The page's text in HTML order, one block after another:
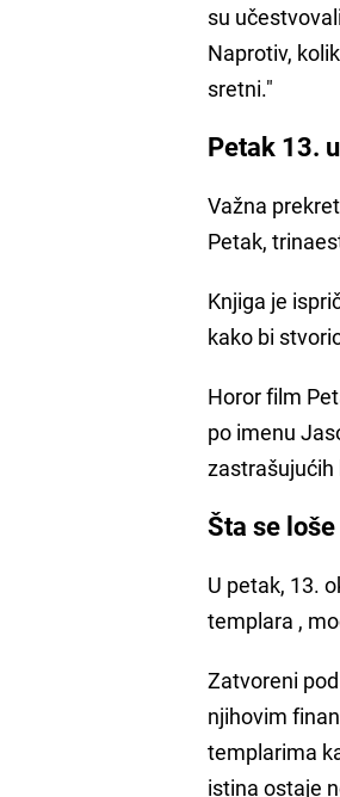
su
Naprotiv,
sretni."
Petak 13.
Važna
Petak,
Knjiga je
kako bi
Horor film
po imenu
zastrašujućih
Šta se
U petak, 13.
templara ,
Zatvoreni
njihovim
templarima
istina ostaje